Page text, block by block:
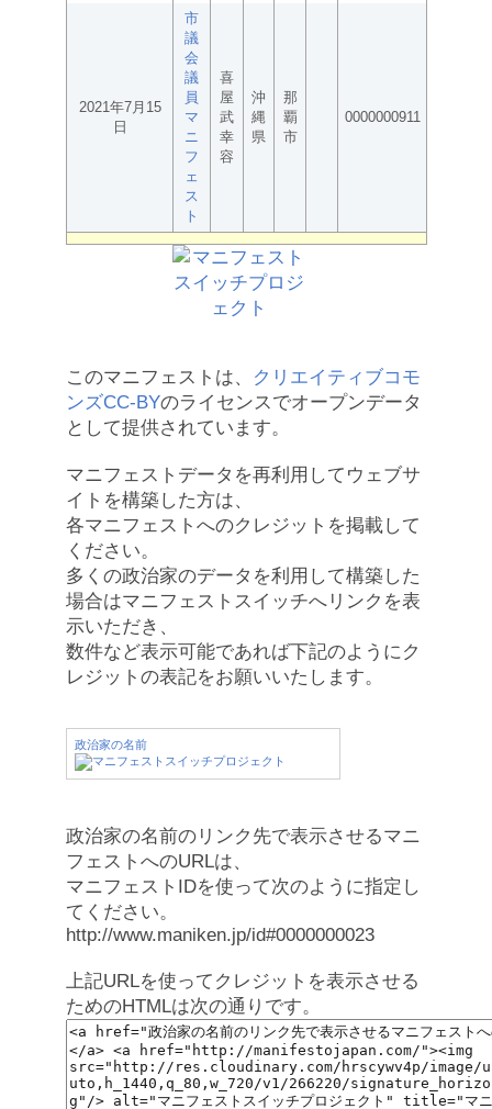
2021年7月15
日
市
議
会
議
員
マ
ニ
フ
ェ
ス
ト
喜
屋
武
幸
容
沖
縄
県
那
覇
市
0000000911
このマニフェストは、
クリエイティブコモ
ンズCC-BYのライセンスでオープンデータ
として提供されています。
マニフェストデータを再利用してウェブサ
イトを構築した方は、
各マニフェストへのクレジットを掲載して
ください。
多くの政治家のデータを利用して構築した
場合はマニフェストスイッチへリンクを表
示いただき、
数件など表示可能であれば下記のようにク
レジットの表記をお願いいたします。
政治家の名前
政治家の名前のリンク先で表示させるマニ
フェストへのURLは、
マニフェストIDを使って次のように指定し
てください。
http://www.maniken.jp/id#0000000023
上記URLを使ってクレジットを表示させる
ためのHTMLは次の通りです。